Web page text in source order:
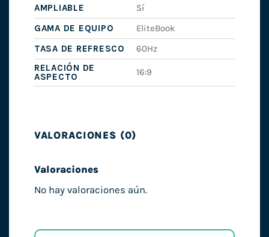
AMPLIABLE
Sí
GAMA DE EQUIPO
EliteBook
TASA DE REFRESCO
60Hz
RELACIÓN DE
ASPECTO
16:9
VALORACIONES (0)
Valoraciones
No hay valoraciones aún.